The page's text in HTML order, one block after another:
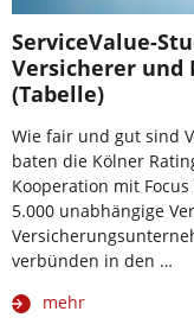
ServiceValue-
Versicherer und
(Tabelle)
Wie fair und gut sind
baten die Kölner
Kooperation mit
5.000 unabhängige
verbünden in den …
mehr